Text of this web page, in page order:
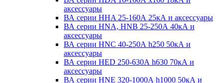
аксессуары
ВА серии HHA 25-160А 25кА и аксессуары
ВА серии HNA, HNB 25-250А 40кА и
аксессуары
ВА серии HNC 40-250А h250 50кА и
аксессуары
ВА серии HED 250-630А h630 70кА и
аксессуары
ВА серии HNE 320-1000А h1000 50кА и